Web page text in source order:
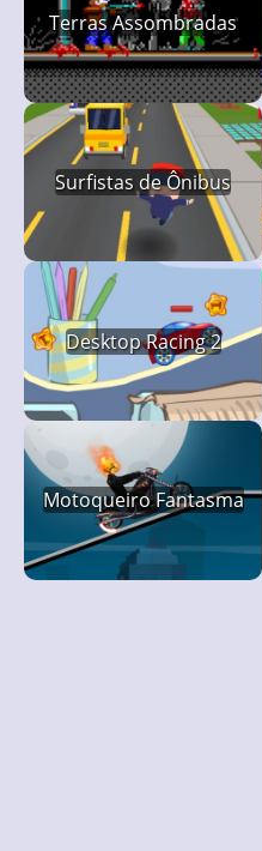
Terras Assombradas
Surfistas de Ônibus
Desktop Racing 2
Motoqueiro Fantasma